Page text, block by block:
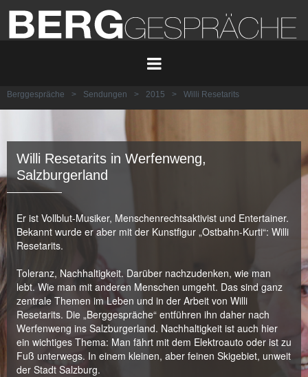
Berggespräche > Sendungen > 2015 > Willi Resetarits
Willi Resetarits in Werfenweng,
Salzburgerland
Er ist Vollblut-Musiker, Menschenrechtsaktivist und Entertainer.
Bekannt wurde er aber mit der Kunstfigur „Ostbahn-Kurti“: Willi
Resetarits.
Toleranz, Nachhaltigkeit. Darüber nachzudenken, wie man
lebt. Wie man mit anderen Menschen umgeht. Das sind ganz
zentrale Themen im Leben und in der Arbeit von Willi
Resetarits. Die „Berggespräche“ entführen ihn daher nach
Werfenweng ins Salzburgerland. Nachhaltigkeit ist auch hier
ein wichtiges Thema: Man fährt mit dem Elektroauto oder ist zu
Fuß unterwegs. In einem kleinen, aber feinen Skigebiet, unweit
der Stadt Salzburg.